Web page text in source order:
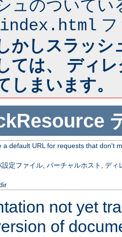
ュのついてい
index.html
かしスラッシ
ては、 ディ
しまいます。
a default URL for requests that don't
設定ファイル, バーチャルホスト, ディ
not yet
of